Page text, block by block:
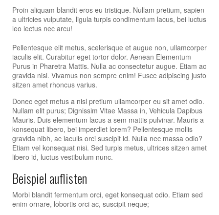
Proin aliquam blandit eros eu tristique. Nullam pretium, sapien
a ultricies vulputate, ligula turpis condimentum lacus, bei luctus
leo lectus nec arcu!
Pellentesque elit metus, scelerisque et augue non, ullamcorper
iaculis elit. Curabitur eget tortor dolor. Aenean Elementum
Purus in Pharetra Mattis. Nulla ac consectetur augue. Etiam ac
gravida nisl. Vivamus non sempre enim! Fusce adipiscing justo
sitzen amet rhoncus varius.
Donec eget metus a nisl pretium ullamcorper eu sit amet odio.
Nullam elit purus; Dignissim Vitae Massa in, Vehicula Dapibus
Mauris. Duis elementum lacus a sem mattis pulvinar. Mauris a
konsequat libero, bei imperdiet lorem? Pellentesque mollis
gravida nibh, ac iaculis orci suscipit id. Nulla nec massa odio?
Etiam vel konsequat nisi. Sed turpis metus, ultrices sitzen amet
libero id, luctus vestibulum nunc.
Beispiel auflisten
Morbi blandit fermentum orci, eget konsequat odio. Etiam sed
enim ornare, lobortis orci ac, suscipit neque;